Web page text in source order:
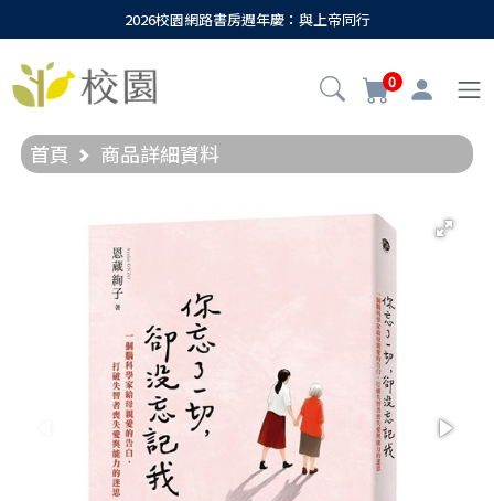
2026校園網路書房週年慶：與上帝同行
0
首頁 商品詳細資料